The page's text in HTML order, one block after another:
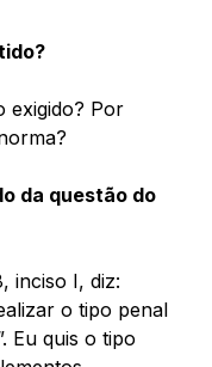
exigido? Por
da questão do
inciso I, diz:
o tipo penal
Eu quis o tipo